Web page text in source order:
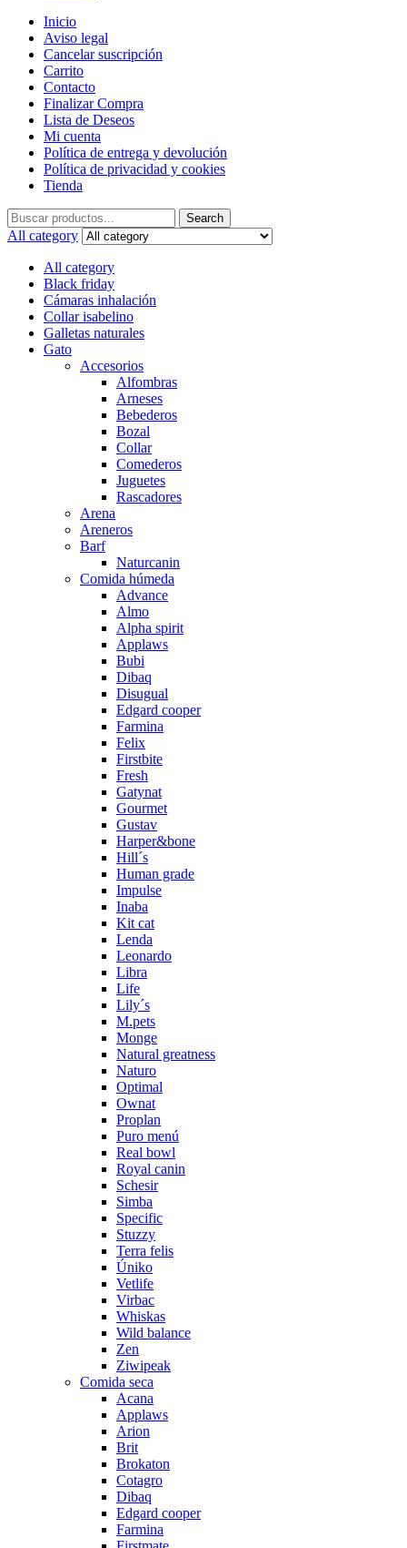
Inicio
Aviso legal
Cancelar suscripción
Carrito
Contacto
Finalizar Compra
Lista de Deseos
Mi cuenta
Política de entrega y devolución
Política de privacidad y cookies
Tienda
Search
for:
Search
All category
All category
Black friday
Cámaras inhalación
Collar isabelino
Galletas naturales
Gato
Accesorios
Alfombras
Arneses
Bebederos
Bozal
Collar
Comederos
Juguetes
Rascadores
Arena
Areneros
Barf
Naturcanin
Comida húmeda
Advance
Almo
Alpha spirit
Applaws
Bubi
Dibaq
Disugual
Edgard cooper
Farmina
Felix
Firstbite
Fresh
Gatynat
Gourmet
Gustav
Harper&bone
Hill´s
Human grade
Impulse
Inaba
Kit cat
Lenda
Leonardo
Libra
Life
Lily´s
M.pets
Monge
Natural greatness
Naturo
Optimal
Ownat
Proplan
Puro menú
Real bowl
Royal canin
Schesir
Simba
Specific
Stuzzy
Terra felis
Úniko
Vetlife
Virbac
Whiskas
Wild balance
Zen
Ziwipeak
Comida seca
Acana
Applaws
Arion
Brit
Brokaton
Cotagro
Dibaq
Edgard cooper
Farmina